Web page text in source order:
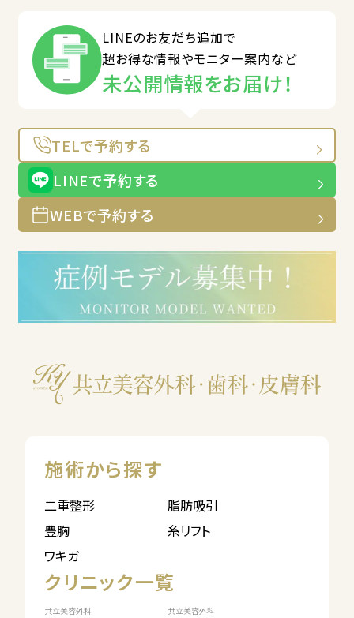
LINEのお友だち追加で
超お得な情報やモニター案内など
未公開情報をお届け！
TELで予約する
LINEで予約する
WEBで予約する
施術から探す
二重整形
脂肪吸引
豊胸
糸リフト
ワキガ
クリニック一覧
共立美容外科 共立美容外科